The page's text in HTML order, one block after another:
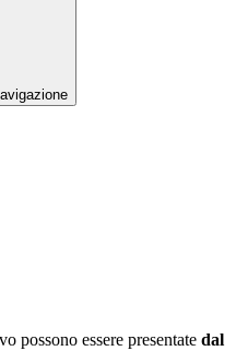
possono essere presentate dal